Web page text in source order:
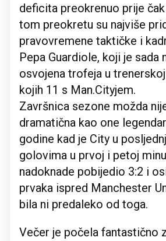
deficita preokrenuo prije
tom preokretu su najviše
pravovremene taktičke i
Pepa Guardiole, koji je sada
osvojena trofeja u
kojih 11 s Man.Cityjem.
Završnica sezone možda
dramatična kao one
godine kad je City u
golovima u prvoj i petoj
nadoknade pobijedio 3:2 i
prvaka ispred Manchester
bila ni predaleko od toga.
Večer je počela fantastično